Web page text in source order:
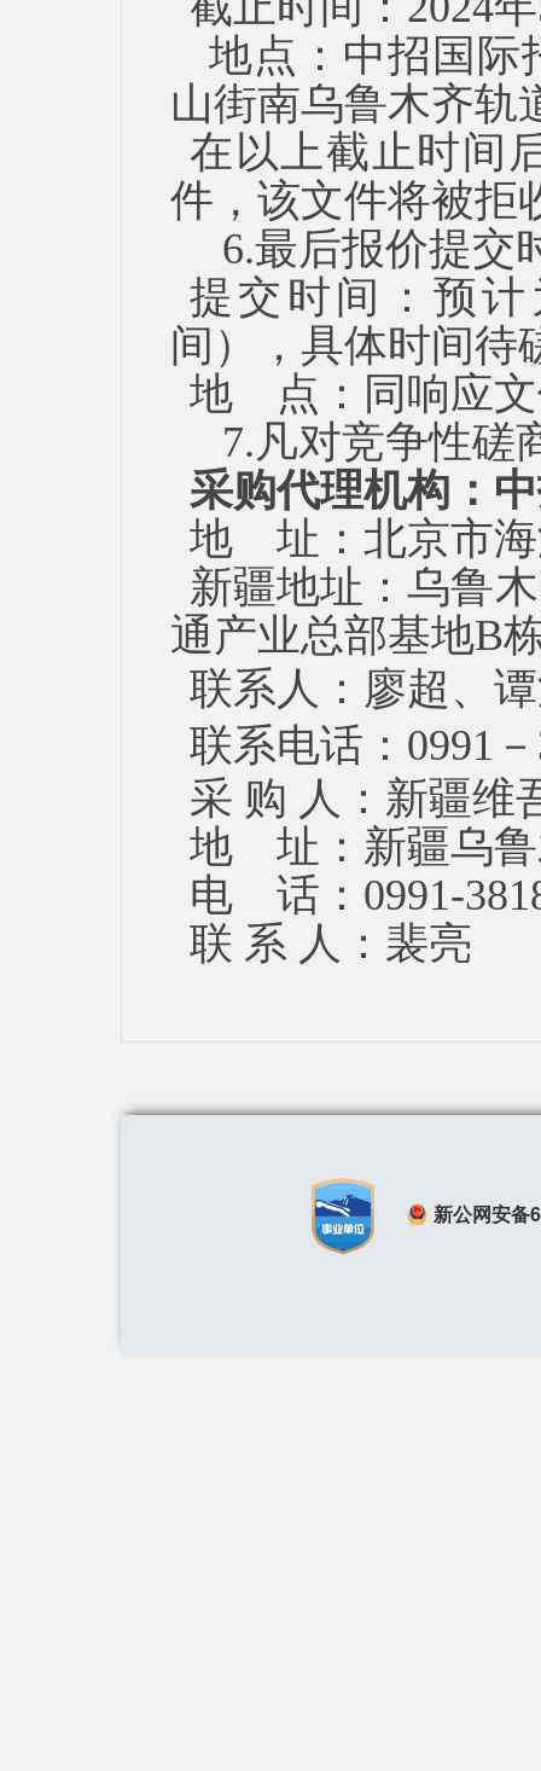
地点：中招国际
山街南乌鲁木齐轨
在以上截止时间
件，该文件将被拒
6.最后报价提交
提交时间：预计
间），具体时间待
地
点：同响应
7.凡对竞争性磋
采购代理机构：
地
址：北京市
新疆地址：乌鲁
通产业总部基地B
联系人：廖超、
联系电话： 0991－
采 购 人：新疆维
地
址： 新疆乌
电
话： 0991-
联 系 人：裴亮
新公网安备